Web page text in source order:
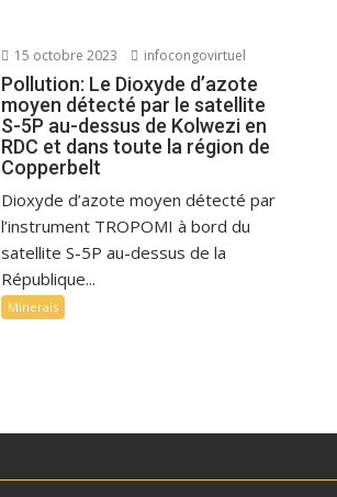
15 octobre 2023 infocongovirtuel
Pollution: Le Dioxyde d’azote
moyen détecté par le satellite
S-5P au-dessus de Kolwezi en
RDC et dans toute la région de
Copperbelt
Dioxyde d’azote moyen détecté par
l’instrument TROPOMI à bord du
satellite S-5P au-dessus de la
République...
Minerais